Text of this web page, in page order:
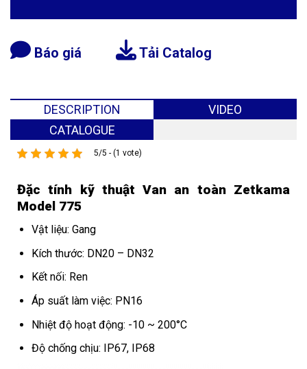
Báo giá Tải Catalog
DESCRIPTION
VIDEO
CATALOGUE
5/5 - (1 vote)
Đặc tính kỹ thuật Van an toàn Zetkama
Model 775
Vật liệu: Gang
Kích thước: DN20 – DN32
Kết nối: Ren
Áp suất làm việc: PN16
Nhiệt độ hoạt động: -10 ~ 200°C
Độ chống chịu: IP67, IP68